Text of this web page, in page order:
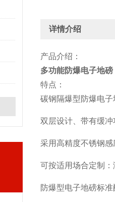
详情介绍
产品介绍：
多功能防爆电子地磅
特点：
碳钢隔爆型防爆电
双层设计、带有缓
采用高精度不锈钢
可按适用场合定制
防爆型电子地磅标